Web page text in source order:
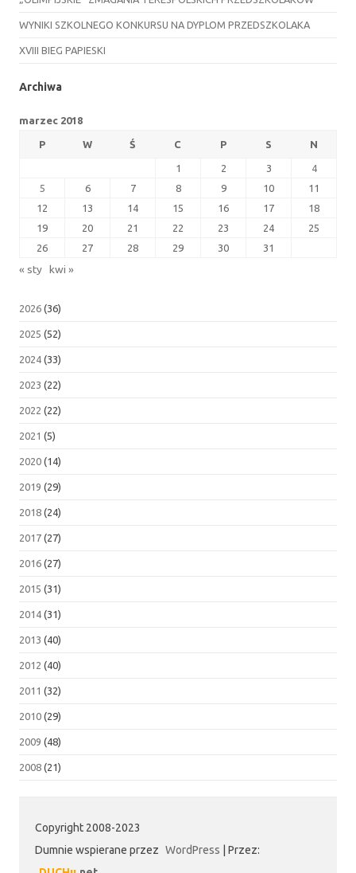
WYNIKI SZKOLNEGO KONKURSU NA DYPLOM PRZEDSZKOLAKA
XVIII BIEG PAPIESKI
Archiwa
marzec 2018
P W Ś C P S N
1 2 3
4
5
6 7 8 9 10
11
12
13 14 15 16 17
18
19
20 21 22 23 24
25
26
27 28 29 30 31
« sty kwi »
2026 (36)
2025 (52)
2024 (33)
2023 (22)
2022 (22)
2021 (5)
2020 (14)
2019 (29)
2018 (24)
2017 (27)
2016 (27)
2015 (31)
2014 (31)
2013 (40)
2012 (40)
2011 (32)
2010 (29)
2009 (48)
2008 (21)
Copyright 2008-2023
Dumnie wspierane przez WordPress
Przez: